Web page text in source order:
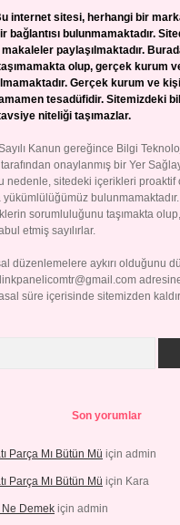
internet sitesi, herhangi bir
bağlantısı bulunmamaktadır.
makaleler paylaşılmaktadır.
olup, gerçek kurum
Gerçek kurum ve
tesadüfidir. Sitemizdeki
niteliği taşımazlar.
Kanun gereğince Bilgi
onaylanmış bir Yer
nedenle, sitedeki içerikleri proaktif
yükümlülüğümüz
sorumluluğunu taşımakta
etmiş sayılırlar.
düzenlemelere aykırı olduğunu
süre içerisinde sitemizden
Son yorumlar
Parça Mı Bütün Mü için admin
Parça Mı Bütün Mü için Kara
Ne Demek için admin